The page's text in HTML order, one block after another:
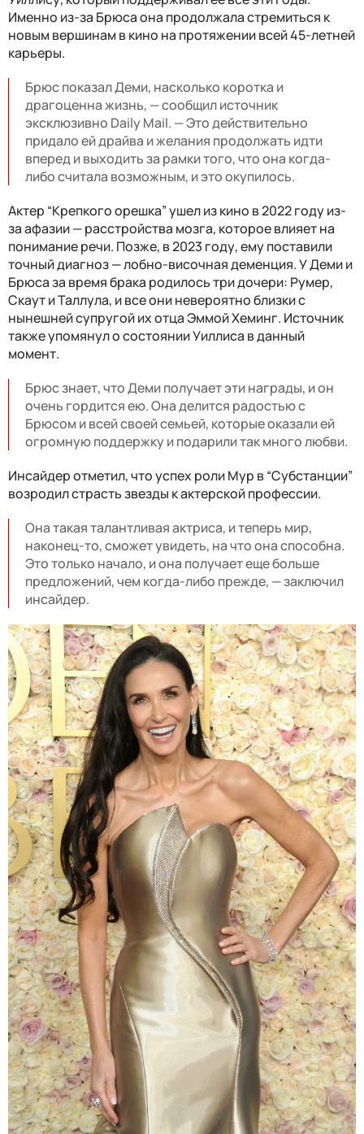
Именно из-за Брюса она продолжала стремиться к
новым вершинам в кино на протяжении всей 45-летней
карьеры.
Брюс показал Деми, насколько коротка и
драгоценна жизнь, — сообщил источник
эксклюзивно Daily Mail. — Это действительно
придало ей драйва и желания продолжать идти
вперед и выходить за рамки того, что она когда-
либо считала возможным, и это окупилось.
Актер “Крепкого орешка” ушел из кино в 2022 году из-
за афазии — расстройства мозга, которое влияет на
понимание речи. Позже, в 2023 году, ему поставили
точный диагноз — лобно-височная деменция. У Деми и
Брюса за время брака родилось три дочери: Румер,
Скаут и Таллула, и все они невероятно близки с
нынешней супругой их отца Эммой Хеминг. Источник
также упомянул о состоянии Уиллиса в данный
момент.
Брюс знает, что Деми получает эти награды, и он
очень гордится ею. Она делится радостью с
Брюсом и всей своей семьей, которые оказали ей
огромную поддержку и подарили так много любви.
Инсайдер отметил, что успех роли Мур в “Субстанции”
возродил страсть звезды к актерской профессии.
Она такая талантливая актриса, и теперь мир,
наконец-то, сможет увидеть, на что она способна.
Это только начало, и она получает еще больше
предложений, чем когда-либо прежде, — заключил
инсайдер.